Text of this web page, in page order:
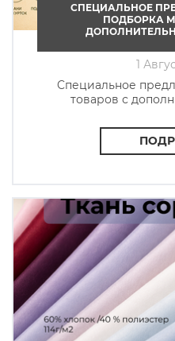
СПЕЦИАЛЬНОЕ
ПОДБОРКА
1
Cпециальное
товаров с